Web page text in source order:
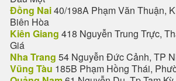
Đồng Nai40/198A Phạm Văn Thuận,
Biên Hòa
Kiên Giang 418 Nguyễn Trung Trực,
Giá
Nha Trang 54 Nguyễn Đức Cảnh, TP
Vũng Tàu 185B Phạm Hồng Thái,